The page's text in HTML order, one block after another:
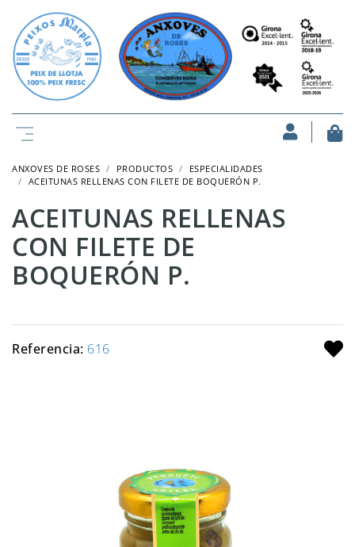
ANXOVES DE ROSES PRODUCTOS
ESPECIALIDADES
ACEITUNAS RELLENAS CON FILETE DE BOQUERÓN P.
ACEITUNAS RELLENAS
CON FILETE DE
BOQUERÓN P.
Referencia: 616